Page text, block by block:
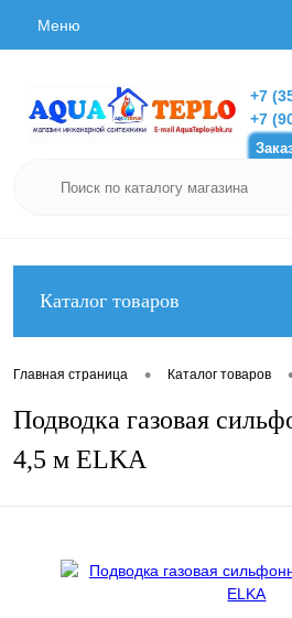
Меню
+7
+7
Каталог товаров
Главная страница • Каталог товаров
Подводка газовая
4,5 м ELKA